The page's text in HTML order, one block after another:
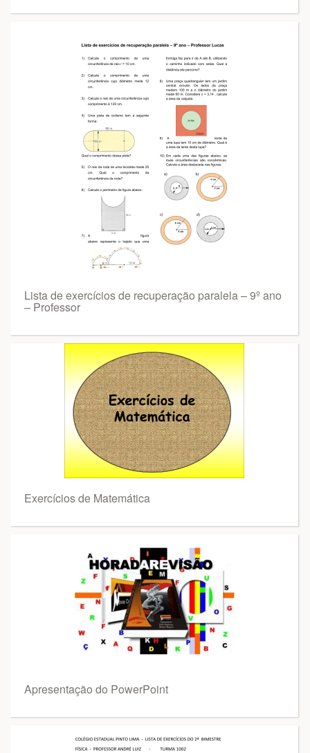
Lista de exercícios de recuperação paralela – 9º ano
– Professor
Exercícios de Matemática
Apresentação do PowerPoint